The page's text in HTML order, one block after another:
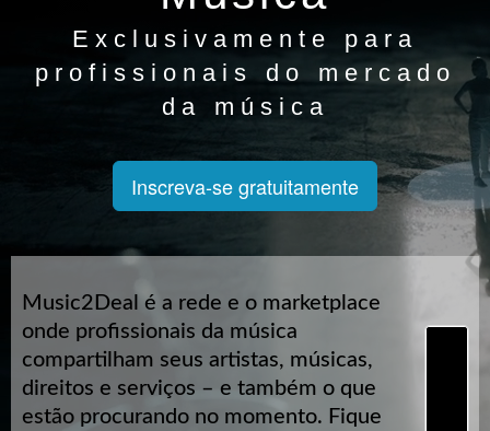
Exclusivamente para
profissionais do mercado
da música
Inscreva-se gratuitamente
Music2Deal é a rede e o marketplace
onde profissionais da música
compartilham seus artistas, músicas,
direitos e serviços – e também o que
estão procurando no momento. Fique